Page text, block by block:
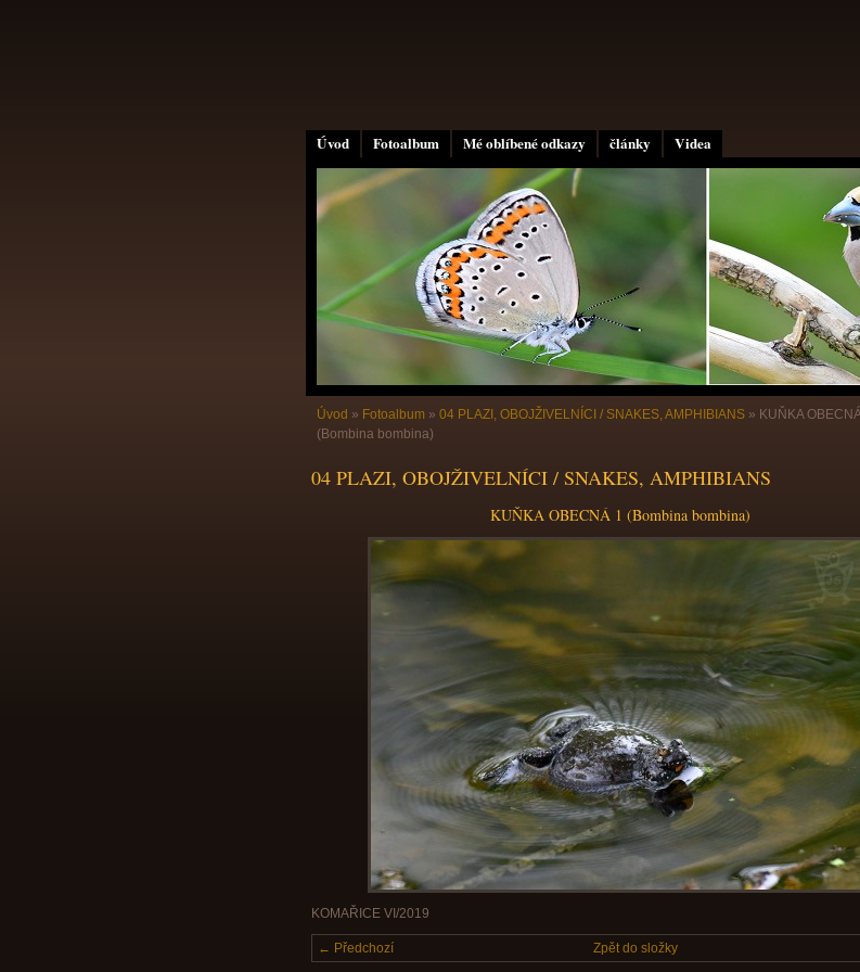
Úvod Fotoalbum Mé oblíbené odkazy články Videa
Úvod » Fotoalbum » 04 PLAZI, OBOJŽIVELNÍCI / SNAKES, AMPHIBIANS » KUŇKA
(Bombina bombina)
04 PLAZI, OBOJŽIVELNÍCI / SNAKES, AMPHIBIANS
KUŇKA OBECNÁ 1 (Bombina bombina)
KOMAŘICE VI/2019
← Předchozí Zpět do složky